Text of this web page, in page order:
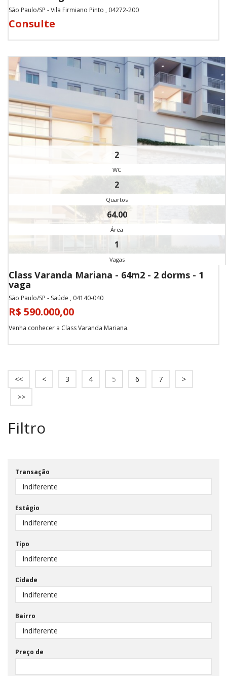
São Paulo/SP - Vila Firmiano Pinto , 04272-200
Consulte
2
WC
2
Quartos
64.00
Área
1
Vagas
Class Varanda Mariana - 64m2 - 2 dorms - 1
vaga
São Paulo/SP - Saúde , 04140-040
R$ 590.000,00
Venha conhecer a Class Varanda Mariana.
<< < 3 4 5 6 7
>
>>
Filtro
Transação
Estágio
Tipo
Cidade
Bairro
Preço de